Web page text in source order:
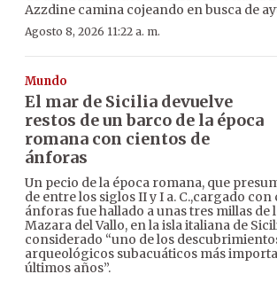
Azzdine camina cojeando en busca de
Agosto 8, 2026 11:22 a. m.
Mundo
El mar de Sicilia devuelve
restos de un barco de la época
romana con cientos de
ánforas
Un pecio de la época romana, que
de entre los siglos II y I a. C.,cargado con
ánforas fue hallado a unas tres millas de
Mazara del Vallo, en la isla italiana de
considerado “uno de los
arqueológicos subacuáticos más
últimos años”.